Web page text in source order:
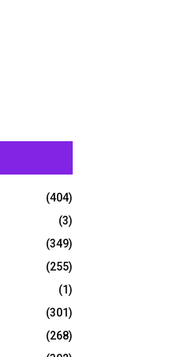
(404)
(3)
(349)
(255)
(1)
(301)
(268)